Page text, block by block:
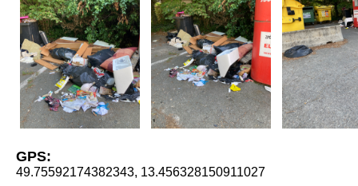
GPS:
49.75592174382343, 13.456328150911027